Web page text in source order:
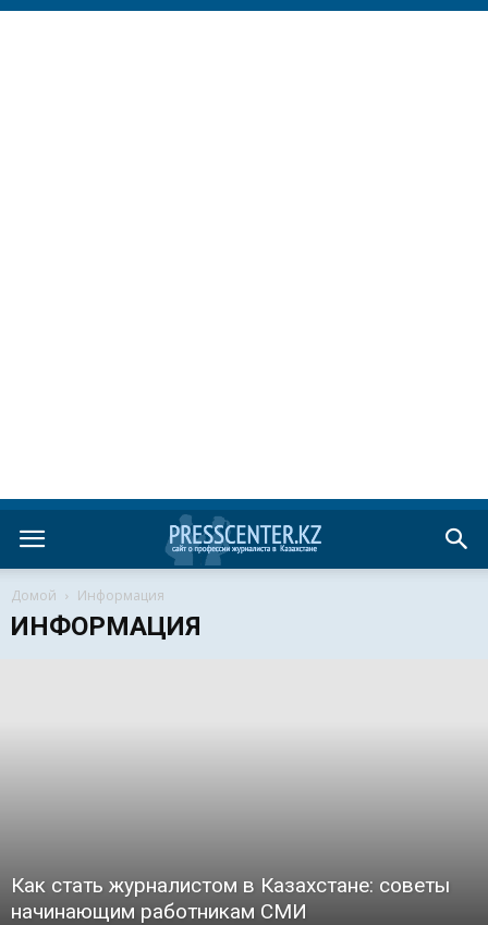
Домой Информация
ИНФОРМАЦИЯ
Как стать журналистом в Казахстане: советы
начинающим работникам СМИ